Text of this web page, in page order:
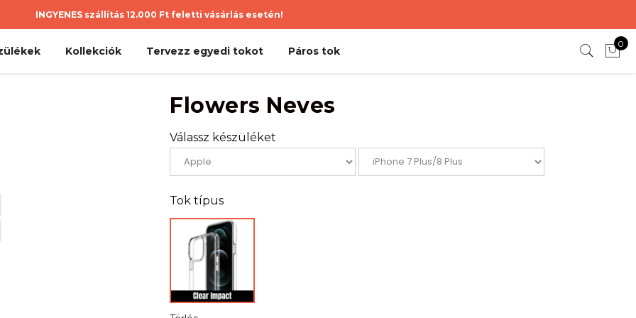
INGYENES szállítás 12.000 Ft feletti vásárlás esetén!
Kollekciók Tervezz egyedi tokot Páros tok
0
Flowers Neves
Válassz készüléket
Tok típus